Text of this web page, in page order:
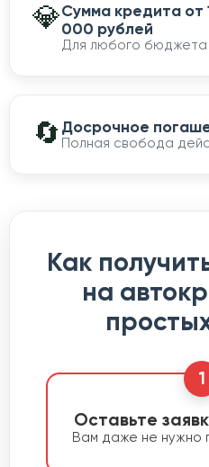
💎Сумма кредита
000 рублей
Для любого бюджета
🔄 Досрочное
Полная свобода
Как
на
1
Оставьте
Вам даже не нужно